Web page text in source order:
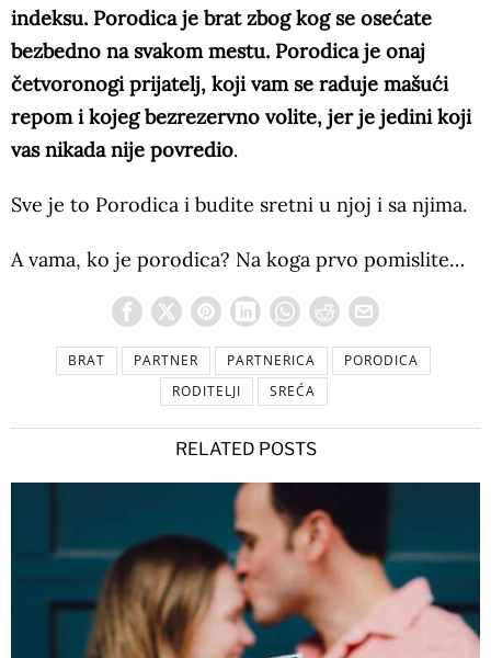
indeksu. Porodica je brat zbog kog se osećate
bezbedno na svakom mestu. Porodica je onaj
četvoronogi prijatelj, koji vam se raduje mašući
repom i kojeg bezrezervno volite, jer je jedini koji
vas nikada nije povredio.
Sve je to Porodica i budite sretni u njoj i sa njima.
A vama, ko je porodica? Na koga prvo pomislite…
BRAT PARTNER PARTNERICA
PORODICA
RODITELJI
SREĆA
RELATED POSTS